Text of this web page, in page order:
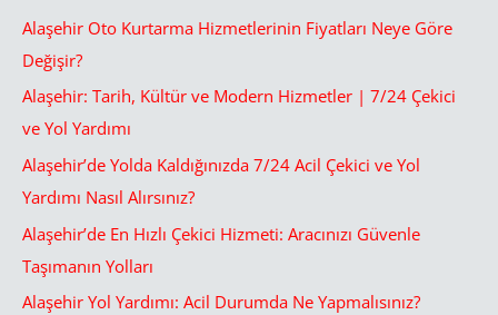
f
o
r
Alaşehir Oto Kurtarma Hizmetlerinin Fiyatları Neye Göre
Değişir?
Alaşehir: Tarih, Kültür ve Modern Hizmetler | 7/24 Çekici
ve Yol Yardımı
Alaşehir’de Yolda Kaldığınızda 7/24 Acil Çekici ve Yol
Yardımı Nasıl Alırsınız?
Alaşehir’de En Hızlı Çekici Hizmeti: Aracınızı Güvenle
Taşımanın Yolları
Alaşehir Yol Yardımı: Acil Durumda Ne Yapmalısınız?